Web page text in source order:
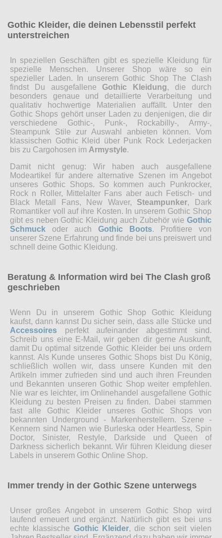
Gothic Kleider, die deinen Lebensstil perfekt
unterstreichen
In speziellen Geschäften gibt es spezielle Kleidung für
spezielle Menschen. Unserer Shop wäre so ein
spezieller Laden. In unserem Gothic Shop The Clash
findst Du ausgefallene Gothic Kleidung, die durch
besonders genaue und detaillierte Verarbeitung und
qualitativ hochwertige Materialien auffällt. Unter den
Gothic Shops gehört unser Laden zu denjenigen, die dir
verschiedene Gothic-, Punk-, Rockabilly-, Army-,
Steampunk Stile zur Auswahl anbieten können. Vom
klassischen Gothic Kleid über Punk Rock Lederjacken
bis zu Cargohosen im Armystyle.
Damit nicht genug: Wir haben auch ausgefallene
Modeartikel für andere alternative Szenen im Angebot
unseres Gothic Shops. So kommen auch Punkrocker,
Rock n Roller, Mittelalter Fans aber auch Fetisch- und
Black Metall Fans, New Waver, Steampunker, Dark
Romantiker voll auf ihre Kosten. In unserem Gothic Shop
gibt es neben Gothic Kleidung auch Zubehör wie Gothic
Schmuck oder auch Gothic Boots. Profitiere von
unserer Szene Erfahrung und finde bei uns preiswert und
schnell deine Gothic Kleidung.
Beratung & Information wird bei The Clash groß
geschrieben
Wenn Du in unserem Gothic Shop Gothic Kleidung
kaufst, dann kannst Du sicher sein, dass alle Stücke und
Accessoires perfekt aufeinander abgestimmt sind.
Schreib uns eine E-Mail, wir geben dir gerne Auskunft,
damit Du optimal sitzende Gothic Kleider bei uns ordern
kannst. Als Kunde unseres Gothic Shops bist Du König,
schließlich wollen wir, dass unsere Kunden mit den
Artikeln immer zufrieden sind und auch ihren Freunden
und Bekannten unseren Gothic Shop weiter empfehlen.
Nie war es leichter, im Onlinehandel ausgefallene Gothic
Kleidung zu besten Preisen zu finden. Dabei stammen
fast alle Gothic Kleider unseres Gothic Shops von
bekannten Underground - Markenherstellern. Szene -
Kennern sind Namen wie Burleska oder Heartless, Spin
Doctor, Sinister, Restyle, Darkside und Queen of
Darkness sicherlich bekannt. Wir führen Kleidung dieser
Labels in unserem Gothic Online Shop.
Immer trendy in der Gothic Szene unterwegs
Unser großes Angebot in unserem Gothic Shop wird
laufend erneuert und ergänzt. Natürlich gibt es bei uns
echte klassische Gothic Kleider, die schon seit vielen